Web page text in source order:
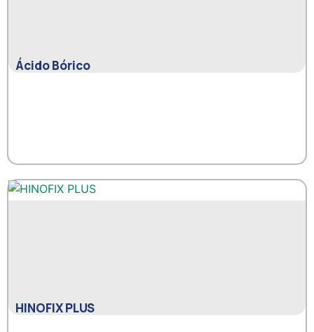
Ácido Bórico
HINOFIX PLUS